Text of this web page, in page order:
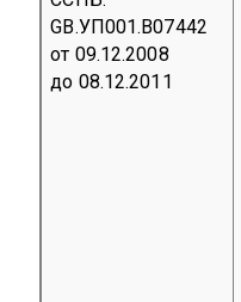
GB.УП001.В07442
от 09.12.2008
до 08.12.2011